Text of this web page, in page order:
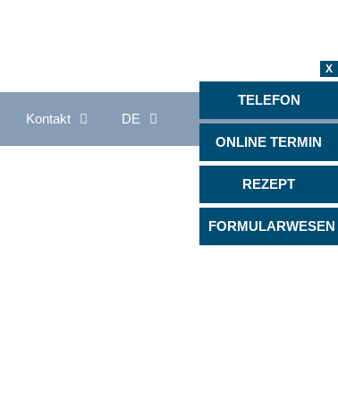
Kontakt DE
X
TELEFON
ONLINE TERMIN
REZEPT
FORMULARWESEN